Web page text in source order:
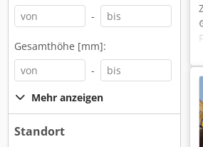
-
Gesamthöhe [mm]:
-
Mehr anzeigen
Standort